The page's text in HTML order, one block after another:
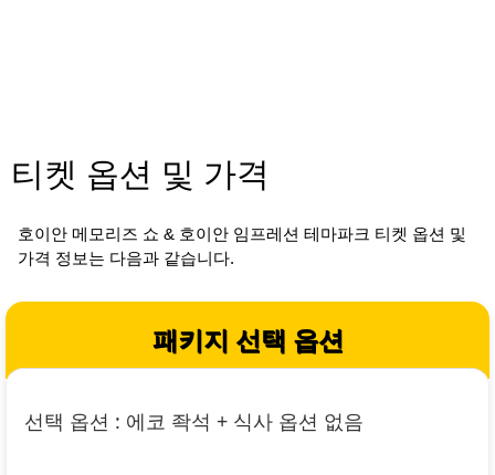
티켓 옵션 및 가격
호이안 메모리즈 쇼 & 호이안 임프레션 테마파크 티켓 옵션 및
가격 정보는 다음과 같습니다.
패키지 선택 옵션
선택 옵션 : 에코 좍석 + 식사 옵션 없음